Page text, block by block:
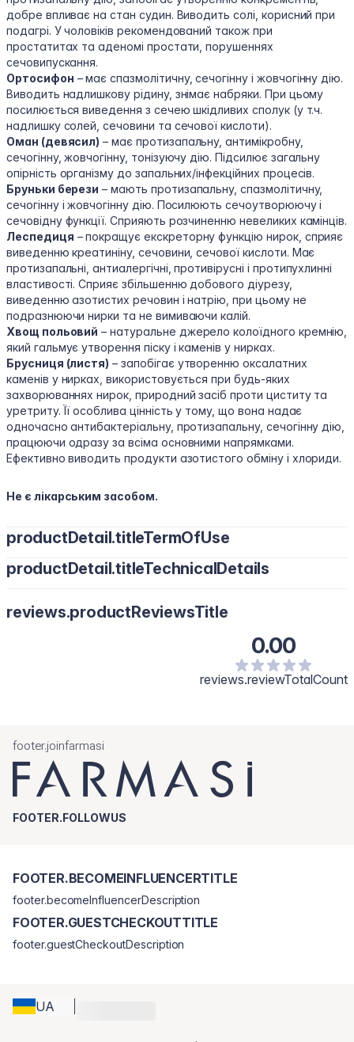
добре впливає на стан судин. Виводить солі, корисний при
подагрі. У чоловіків рекомендований також при
простатитах та аденомі простати, порушеннях
сечовипускання.
Ортосифон – має спазмолітичну, сечогінну і жовчогінну дію.
Виводить надлишкову рідину, знімає набряки. При цьому
посилюється виведення з сечею шкідливих сполук (у т.ч.
надлишку солей, сечовини та сечової кислоти).
Оман (девясил) – має протизапальну, антимікробну,
сечогінну, жовчогінну, тонізуючу дію. Підсилює загальну
опірність організму до запальних/інфекційних процесів.
Бруньки берези – мають протизапальну, спазмолітичну,
сечогінну і жовчогінну дію. Посилюють сечоутворюючу і
сечовідну функції. Сприяють розчиненню невеликих камінців.
Леспедиця – покращує екскреторну функцію нирок, сприяє
виведенню креатиніну, сечовини, сечової кислоти. Має
протизапальні, антиалергічні, противірусні і протипухлинні
властивості. Сприяє збільшенню добового діурезу,
виведенню азотистих речовин і натрію, при цьому не
подразнюючи нирки та не вимиваючи калій.
Хвощ польовий – натуральне джерело колоїдного кремнію,
який гальмує утворення піску і каменів у нирках.
Брусниця (листя) – запобігає утворенню оксалатних
каменів у нирках, використовується при будь-яких
захворюваннях нирок, природний засіб проти циститу та
уретриту. Її особлива цінність у тому, що вона надає
одночасно антибактеріальну, протизапальну, сечогінну дію,
працюючи одразу за всіма основними напрямками.
Ефективно виводить продукти азотистого обміну і хлориди.
Не є лікарським засобом.
productDetail.titleTermOfUse
Спосіб вживання: дорослим по 1 капс. 3 рази на день, за 30
Протипоказання:індивідуальна чутливість до компонентів,
діти до 14 років, вагітні, жінки, що годують немовля.
не використовувати в якості замінника
повноцінного і збалансованого харчування. Не
перевищувати рекомендовану дозу. Перед застосуванням
productDetail.titleTechnicalDetails
36 мг, коріння оману - 36 мг, бруньки берези - 36 мг, трутовик
лікарської - 24 мг, трава шавлії - 24 мг, трава хвощу
польового - 18 мг, листя брусниці - 15 мг, крохмаль
картопляний – 9 мг. Інші інгредієнти: желатинова капсула
reviews.productReviewsTitle
0.00
reviews.reviewTotalCount
footer.joinfarmasi
FOOTER.FOLLOWUS
UA
FOOTER.BECOMEINFLUENCERTITLE
footer.becomeInfluencerDescription
FOOTER.GUESTCHECKOUTTITLE
footer.guestCheckoutDescription